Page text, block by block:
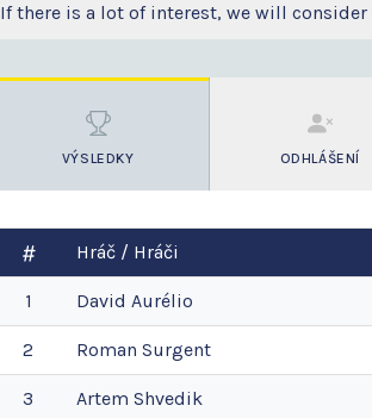
If there is a lot of interest, we will
VÝSLEDKY ODHLÁŠENÍ
Hráč / Hráči
1 David Aurélio
2 Roman Surgent
3 Artem Shvedik